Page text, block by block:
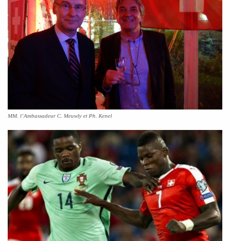
MM. l’Ambassadeur C. Meuwly et Ph. Kenel